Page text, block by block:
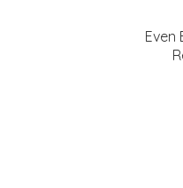
Even